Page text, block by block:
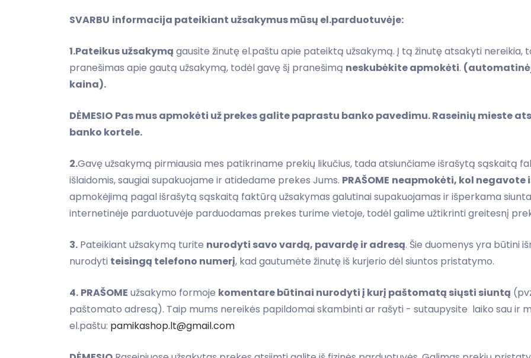
SVARBU informacija pateikiant užsakymus mūsų el.parduotuvėje:
1.Pateikus užsakymą gausite žinutę el.paštu apie pateiktą užsakymą. Į tą žinutę atsakyti nereikia,
pranešimas apie gautą užsakymą, todėl gavę šį pranešimą neskubėkite apmokėti.
kaina).
DĖMESIO Pas mus apmokėti už prekes galite paprastu banko pavedimu. Raseinių mieste
banko kortele.
2.Gavę užsakymą pirmiausia mes patikriname prekių likučius, tada atsiunčiame išrašytą sąskaitą
išlaidomis, saugiai supakuojame ir atidedame prekes Jums. PRAŠOME neapmokėti, kol negavote
apmokėjimą pagal išrašytą sąskaitą faktūrą užsakymas galutinai supakuojamas ir išperkama
internetinėje parduotuvėje parduodamas prekes turime vietoje, todėl galime užtikrinti greitesnį
3. Pateikiant užsakymą turite nurodyti savo vardą, pavardę ir adresą. Šie duomenys yra būtini
nurodyti teisingą telefono numerį, kad gautumėte žinutę iš kurjerio dėl siuntos pristatymo.
4. PRAŠOME užsakymo formoje komentare būtinai nurodyti į kurį paštomatą siųsti siuntą
paštomato adresą). Taip mums nereikės papildomai skambinti ar rašyti - sutaupysite laiko sau ir
el.paštu: pamikashop.lt@gmail.com